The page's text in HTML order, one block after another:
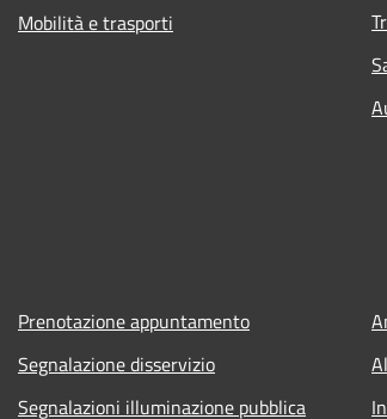
Mobilità e trasporti
Prenotazione appuntamento
Segnalazione disservizio
Segnalazioni illuminazione pubblica